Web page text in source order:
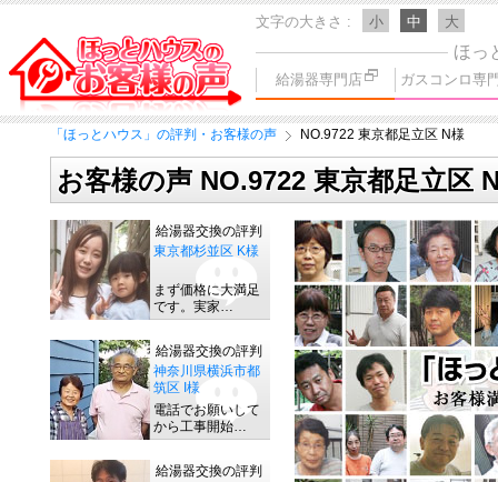
文字の大きさ 小 中 大
ほっ
給湯器専門店 ガスコンロ専
「ほっとハウス」の評判・お客様の声 NO.9722 東京都足立区 N様
お客様の声 NO.9722 東京都足立区
給湯器交換の評判
東京都杉並区 K様
まず価格に大満足
です。実家…
給湯器交換の評判
神奈川県横浜市都
筑区 I様
電話でお願いして
から工事開始…
給湯器交換の評判